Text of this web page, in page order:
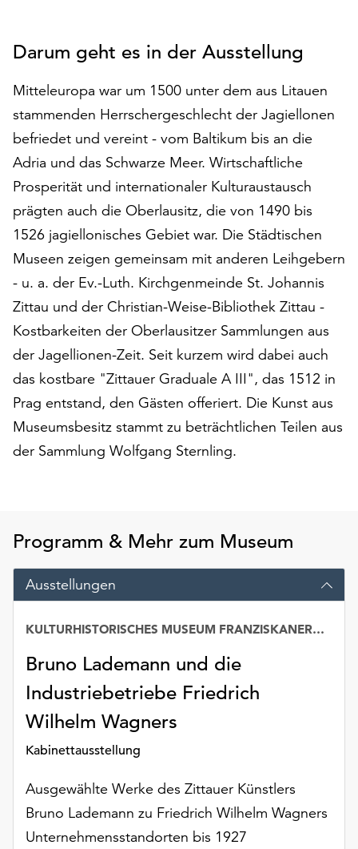
akzeptieren“,
alle
Cookies
akzeptieren.
Sie
können
Einverständnis
jederzeit
ändern
widerrufen.
Dafür
steht
Ihnen
Ende
der
Seite
die
Schaltfläche
Verfügung.
Funktionale
Cookies
werden
auch
ohne
Einverständnis
ausgeführt.
Möchten
Sie
verwendeten
Cookies
anpassen,
erreichen
Darum geht es in der Ausstellung
Mitteleuropa war um 1500 unter dem aus Litauen
stammenden Herrschergeschlecht der Jagiellonen
befriedet und vereint - vom Baltikum bis an die
Adria und das Schwarze Meer. Wirtschaftliche
Prosperität und internationaler Kulturaustausch
prägten auch die Oberlausitz, die von 1490 bis
1526 jagiellonisches Gebiet war. Die Städtischen
Museen zeigen gemeinsam mit anderen Leihgebern
- u. a. der Ev.-Luth. Kirchgenmeinde St. Johannis
Zittau und der Christian-Weise-Bibliothek Zittau -
Kostbarkeiten der Oberlausitzer Sammlungen aus
der Jagellionen-Zeit. Seit kurzem wird dabei auch
das kostbare "Zittauer Graduale A III", das 1512 in
Prag entstand, den Gästen offeriert. Die Kunst aus
Museumsbesitz stammt zu beträchtlichen Teilen aus
der Sammlung Wolfgang Sternling.
Programm & Mehr zum Museum
Ausstellungen
Bruno Lademann und die
Industriebetriebe Friedrich
Wilhelm Wagners
Kabinettausstellung
KULTURHISTORISCHES MUSEUM FRANZISKANERKLOSTER
Ausgewählte Werke des Zittauer Künstlers
Bruno Lademann zu Friedrich Wilhelm Wagners
Unternehmensstandorten bis 1927